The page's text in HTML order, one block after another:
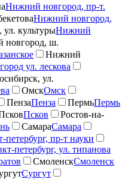
Нижний новгород, пр-т.
Нижний новгород,
культурыНижний
новгород, ш.
Нижний
ул. лескова
ул.
ОмскОмск
ПензаПенза ПермьПермь
Псков
Ростов-на-
СамараСамара
петербург, пр-т науки
петербург, ул. типанова
СмоленскСмоленск
Сургут